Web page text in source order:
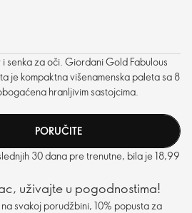
senka za oči. Giordani Gold Fabulous
je kompaktna višenamenska paleta sa 8
hranljivim sastojcima.
PORUČITE
30 dana pre trenutne, bila je 18,99
uživajte u pogodnostima!
svakoj porudžbini, 10% popusta za